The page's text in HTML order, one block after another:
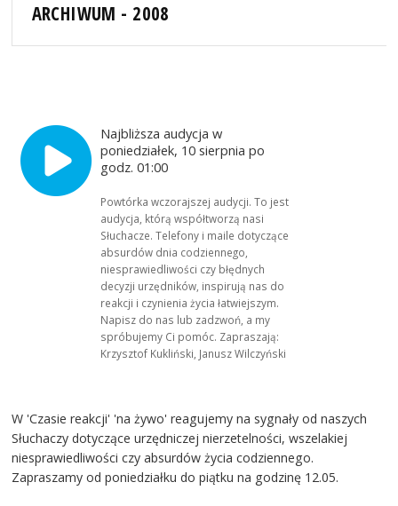
ARCHIWUM - 2008
Najbliższa audycja w
poniedziałek, 10 sierpnia po
godz. 01:00
Powtórka wczorajszej audycji. To jest
audycja, którą współtworzą nasi
Słuchacze. Telefony i maile dotyczące
absurdów dnia codziennego,
niesprawiedliwości czy błędnych
decyzji urzędników, inspirują nas do
reakcji i czynienia życia łatwiejszym.
Napisz do nas lub zadzwoń, a my
spróbujemy Ci pomóc. Zapraszają:
Krzysztof Kukliński, Janusz Wilczyński
W 'Czasie reakcji' 'na żywo' reagujemy na sygnały od naszych
Słuchaczy dotyczące urzędniczej nierzetelności, wszelakiej
niesprawiedliwości czy absurdów życia codziennego.
Zapraszamy od poniedziałku do piątku na godzinę 12.05.